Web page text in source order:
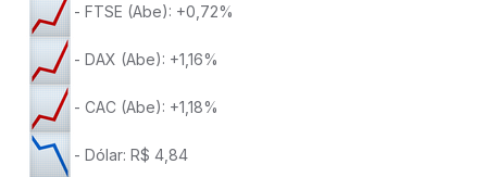
- FTSE (Abe): +0,72%
- DAX (Abe): +1,16%
- CAC (Abe): +1,18%
- Dólar: R$ 4,84